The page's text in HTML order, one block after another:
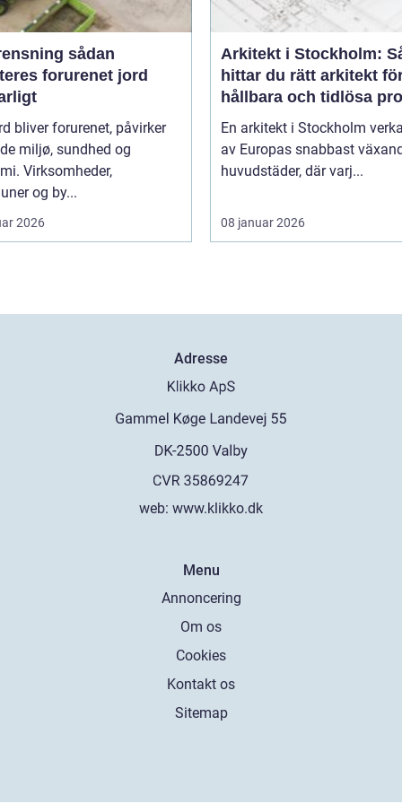
sådan
forurenet jord
bliver forurenet, påvirker
miljø, sundhed og
Virksomheder,
og by...
2026
Arkitekt i Stockholm:
hittar du rätt arkitekt
hållbara och tidlösa
En arkitekt i Stockholm
av Europas snabbast
huvudstäder, där varj...
08 januar 2026
Adresse
web: www.klikko.dk
Menu
Annoncering
Om os
Cookies
Kontakt os
Sitemap